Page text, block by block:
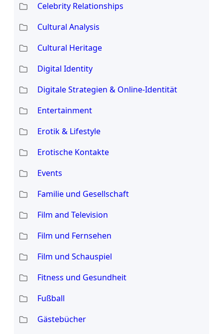
Celebrity Relationships
Cultural Analysis
Cultural Heritage
Digital Identity
Digitale Strategien & Online-Identität
Entertainment
Erotik & Lifestyle
Erotische Kontakte
Events
Familie und Gesellschaft
Film and Television
Film und Fernsehen
Film und Schauspiel
Fitness und Gesundheit
Fußball
Gästebücher